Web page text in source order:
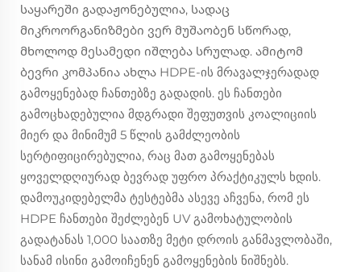
საყარეში გადაჟონებულია, სადაც
მიკროორგანიზმები ვერ მუშაობენ სწორად,
მხოლოდ მესამედი იშლება სრულად. ამიტომ
ბევრი კომპანია ახლა HDPE-ის მრავალჯერადად
გამოყენებად ჩანთებზე გადადის. ეს ჩანთები
გამოცხადებულია მდგრადი შეფუთვის კოალიციის
მიერ და მინიმუმ 5 წლის გამძლეობის
სერტიფიცირებულია, რაც მათ გამოყენებას
ყოველდღიურად ბევრად უფრო პრაქტიკულს ხდის.
დამოუკიდებელმა ტესტებმა ასევე აჩვენა, რომ ეს
HDPE ჩანთები შეძლებენ UV გამოხატულობის
გადატანას 1,000 საათზე მეტი დროის განმავლობაში,
სანამ ისინი გამოიჩენენ გამოყენების ნიშნებს.